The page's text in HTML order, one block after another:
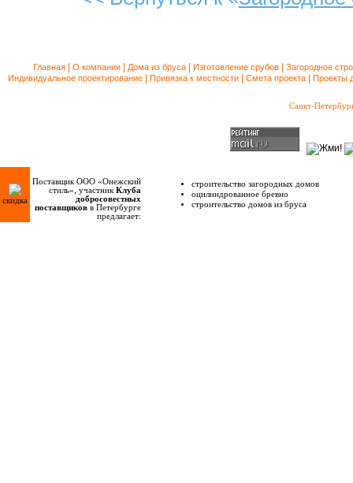
Главная| О компании| Дома из бруса| Изготовление срубов|
Загородное
Индивидуальное проектирование
Привязка к местности Смета проекта Проекты
Санкт-
скидка
Поставщик ООО «Онежский
стиль», участник Клуба
добросовестных
поставщиков в Петербурге
предлагает:
строительство загородных домов
оцилиндрованное бревно
строительство домов из бруса